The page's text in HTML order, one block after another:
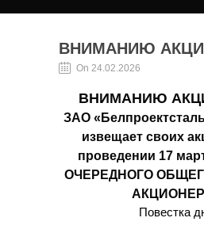
ВНИМАНИЮ
On 24.02.2026
ВНИМАНИЮ
ЗАО
извещает своих
проведении 17
ОЧЕРЕДНОГО
Повестка